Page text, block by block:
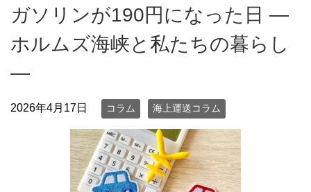
ガソリンが190円になった日 ―
ホルムズ海峡と私たちの暮らし
―
2026年4月17日 コラム 海上運送コラム